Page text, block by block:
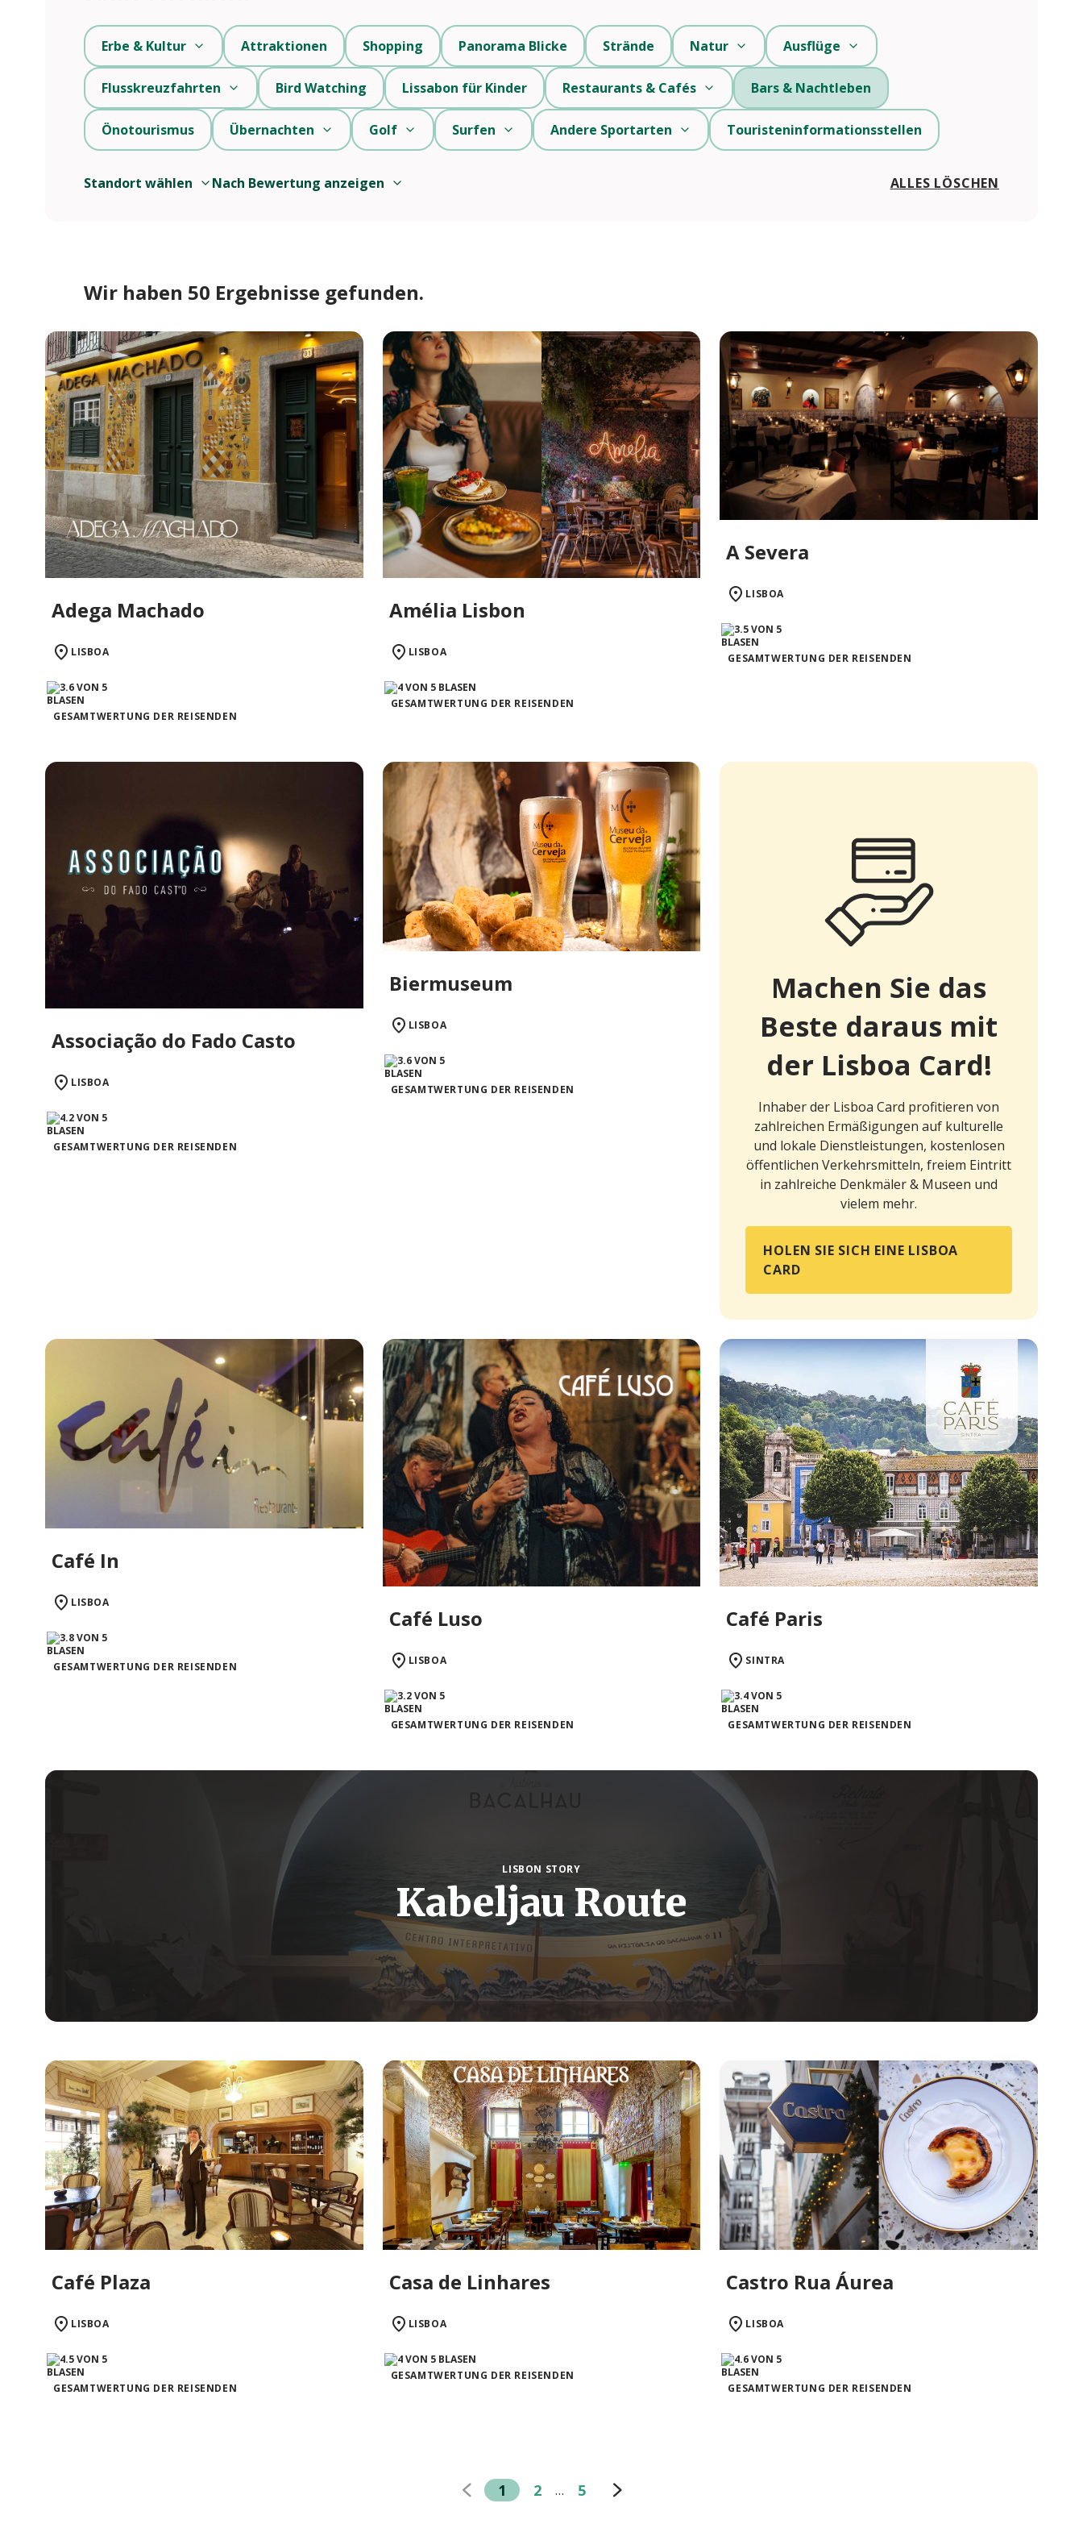
Standort wählen Nach Bewertung anzeigen ALLES LÖSCHEN
Erbe & Kultur Attraktionen Shopping Panorama Blicke Strände Natur Ausflüge
Flusskreuzfahrten Bird Watching Lissabon für Kinder Restaurants & Cafés Bars & Nachtleben
Önotourismus Übernachten Golf Surfen Andere Sportarten Touristeninformationsstellen
Wir haben 50 Ergebnisse gefunden.
Adega Machado
LISBOA
GESAMTWERTUNG DER REISENDEN
Amélia Lisbon
LISBOA
GESAMTWERTUNG DER REISENDEN
A Severa
LISBOA
GESAMTWERTUNG DER REISENDEN
Associação do Fado Casto
LISBOA
GESAMTWERTUNG DER REISENDEN
Biermuseum
LISBOA
GESAMTWERTUNG DER REISENDEN
Machen Sie das
Beste daraus mit
der Lisboa Card!
Inhaber der Lisboa Card profitieren von
zahlreichen Ermäßigungen auf kulturelle
und lokale Dienstleistungen, kostenlosen
öffentlichen Verkehrsmitteln, freiem Eintritt
in zahlreiche Denkmäler & Museen und
vielem mehr.
HOLEN SIE SICH EINE LISBOA
CARD
Café In
LISBOA
GESAMTWERTUNG DER REISENDEN
Café Luso
LISBOA
GESAMTWERTUNG DER REISENDEN
Café Paris
SINTRA
GESAMTWERTUNG DER REISENDEN
LISBON STORY
Kabeljau Route
Café Plaza
LISBOA
GESAMTWERTUNG DER REISENDEN
Casa de Linhares
LISBOA
GESAMTWERTUNG DER REISENDEN
Castro Rua Áurea
LISBOA
GESAMTWERTUNG DER REISENDEN
1 2 … 5